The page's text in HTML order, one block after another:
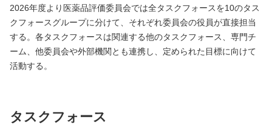
2026年度より医薬品評価委員会では全タスクフォースを10のタス
クフォースグループに分けて、それぞれ委員会の役員が直接担当
する。各タスクフォースは関連する他のタスクフォース、専門チ
ーム、他委員会や外部機関とも連携し、定められた目標に向けて
活動する。
タスクフォース